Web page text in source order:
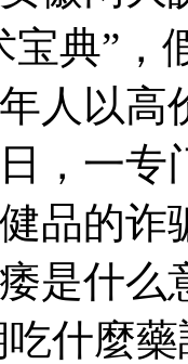
宝典”，
人以
，一专
品的
是什么
什麼